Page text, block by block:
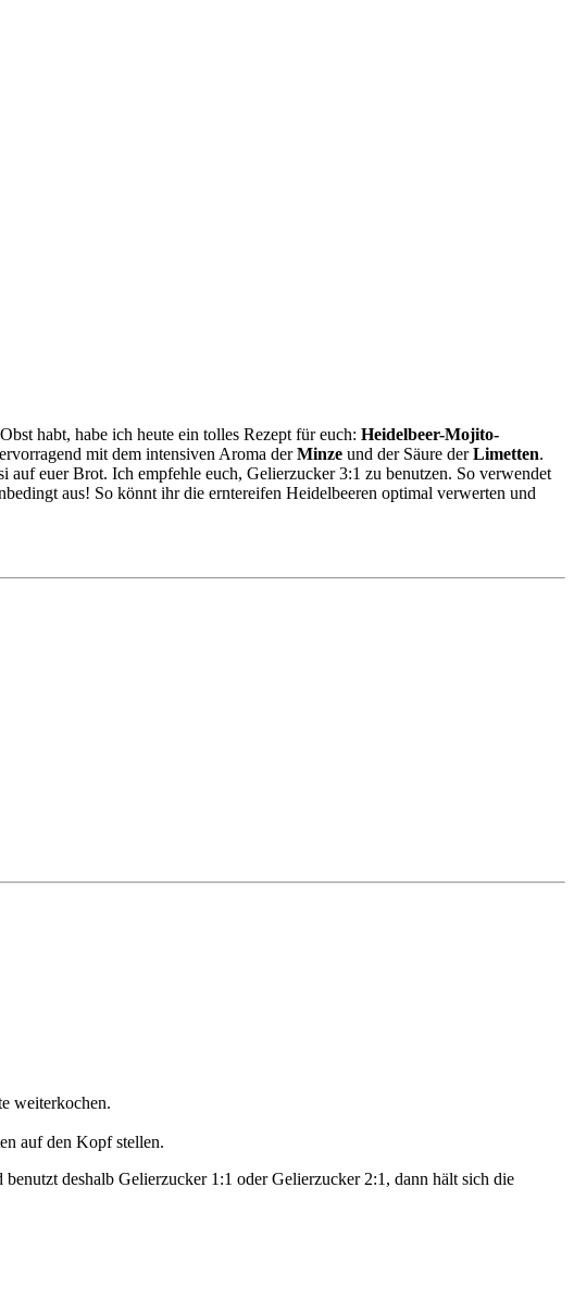
habt, habe ich heute ein tolles Rezept für euch: Heidelbeer-Mojito-
mit dem intensiven Aroma derMinze und der Säure derLimetten.
euer Brot. Ich empfehle euch, Gelierzucker 3:1 zu benutzen. So verwendet
aus! So könnt ihr die erntereifen Heidelbeeren optimal verwerten und
weiterkochen.
auf den Kopf stellen.
benutzt deshalb Gelierzucker 1:1 oder Gelierzucker 2:1, dann hält sich die